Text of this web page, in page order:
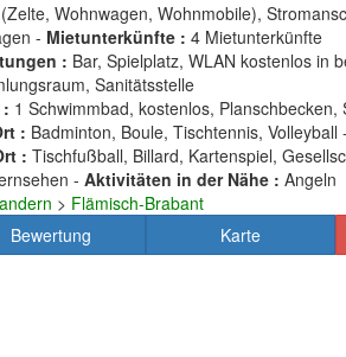
Wohnwagen, Wohnmobile),
- Mietunterkünfte : 4 Mietunterkünfte
: Bar, Spielplatz, WLAN kostenlos in
Sanitätsstelle
1 Schwimmbad, kostenlos, Planschbecken,
: Badminton, Boule, Tischtennis, Volleyball -
: Tischfußball, Billard, Kartenspiel,
- Aktivitäten in der Nähe : Angeln
> Flämisch-Brabant
Bewertung Karte